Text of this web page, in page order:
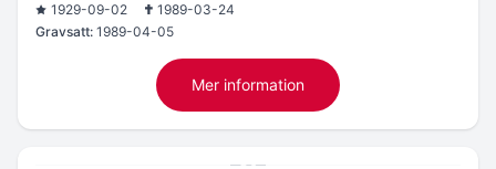
1929-09-02
1989-03-24
Gravsatt: 1989-04-05
Mer information